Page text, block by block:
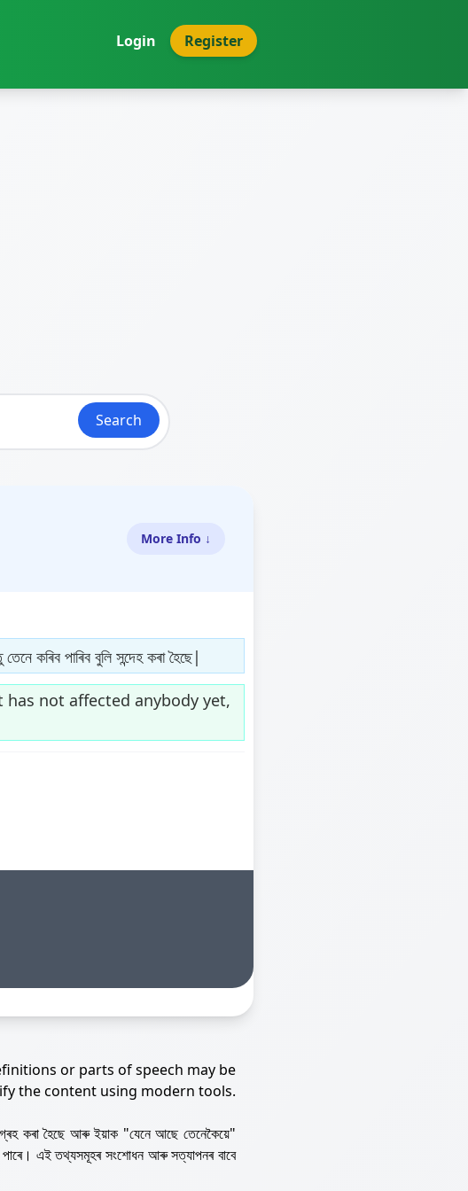
Login Register
Search
More Info ↓
কৰিব পাৰিব বুলি সন্দেহ কৰা হৈছে|
not affected anybody yet,
or parts of speech may be
the content using modern tools.
কৰা হৈছে আৰু ইয়াক "যেনে আছে তেনেকৈয়ে"
এই তথ্যসমূহৰ সংশোধন আৰু সত্যাপনৰ বাবে